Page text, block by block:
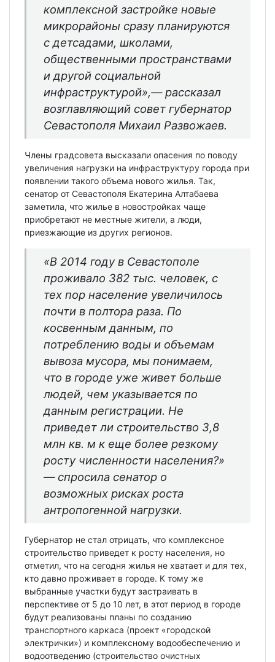
комплексной застройке новые
микрорайоны сразу планируются
с детсадами, школами,
общественными пространствами
и другой социальной
инфраструктурой»,— рассказал
возглавляющий совет губернатор
Севастополя Михаил Развожаев.
Члены градсовета высказали опасения по поводу
увеличения нагрузки на инфраструктуру города при
появлении такого объема нового жилья. Так,
сенатор от Севастополя Екатерина Алтабаева
заметила, что жилье в новостройках чаще
приобретают не местные жители, а люди,
приезжающие из других регионов.
«В 2014 году в Севастополе
проживало 382 тыс. человек, с
тех пор население увеличилось
почти в полтора раза. По
косвенным данным, по
потреблению воды и объемам
вывоза мусора, мы понимаем,
что в городе уже живет больше
людей, чем указывается по
данным регистрации. Не
приведет ли строительство 3,8
млн кв. м к еще более резкому
росту численности населения?»
— спросила сенатор о
возможных рисках роста
антропогенной нагрузки.
Губернатор не стал отрицать, что комплексное
строительство приведет к росту населения, но
отметил, что на сегодня жилья не хватает и для тех,
кто давно проживает в городе. К тому же
выбранные участки будут застраивать в
перспективе от 5 до 10 лет, в этот период в городе
будут реализованы планы по созданию
транспортного каркаса (проект «городской
электрички») и комплексному водообеспечению и
водоотведению (строительство очистных